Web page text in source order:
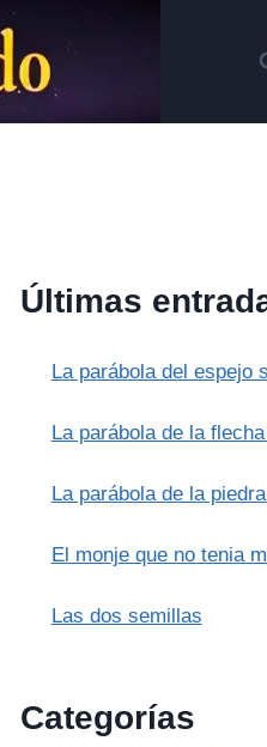
Últimas
La parábola del espejo
La parábola de la
La parábola de la
El monje que no tenia
Las dos semillas
Categorías